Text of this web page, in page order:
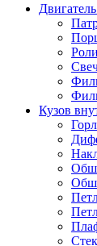
Двигатель
Кузов